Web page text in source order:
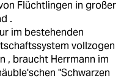
Flüchtlingen in großer
.
im bestehenden
vollzogen
, braucht Herrmann im
"Schwarzen